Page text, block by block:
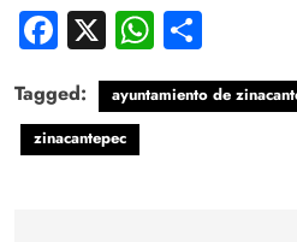
Facebook
X
Tagged: ayuntamiento de
zinacantepec